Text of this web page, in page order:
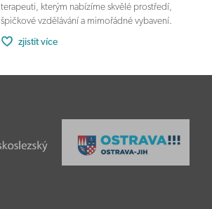
terapeuti, kterým nabízíme skvělé prostředí,
špičkové vzdělávání a mimořádné vybavení.
zjistit více